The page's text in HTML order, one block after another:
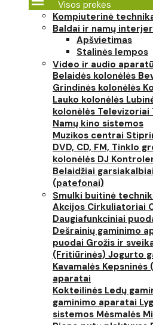
Visos prekės
Kompiuterinė
Baldai ir namų
Apšvietimas
Stalinės lempos
Video ir audio
Belaidės kolonėlės
Grindinės kolonėlės
Lauko kolonėlės
kolonėlės Televizoriai
Namų kino sistemos
Muzikos centrai
DVD, CD, FM, Tinklo
kolonėlės DJ
Belaidžiai garsiakalbiai
(patefonai)
Smulki buitinė
Akcijos Cirkuliatoriai
Daugiafunkciniai
Dešrainių gaminimo
puodai Grožis ir
(Fritiūrinės) Jogurto
Kavamalės Kepsninės
aparatai
Kokteilinės Ledų
gaminimo aparatai
sistemos Mėsmalės